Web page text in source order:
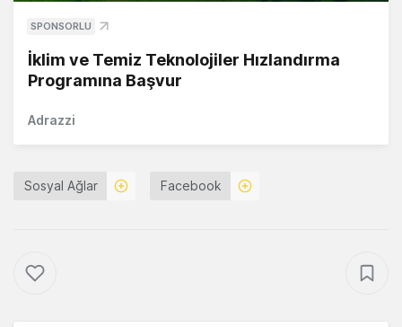
SPONSORLU
İklim ve Temiz Teknolojiler Hızlandırma
Programına Başvur
Adrazzi
Sosyal Ağlar Facebook